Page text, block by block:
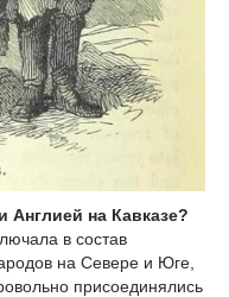
Англией на Кавказе?
в состав
на Севере и Юге,
присоединялись